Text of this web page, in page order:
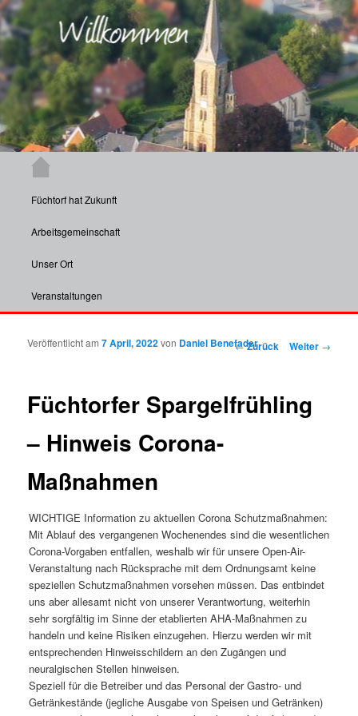
Zum Inhalt wechseln
Füchtorf
Aktuelle Informationen und Veranstaltungen aus Füchtorf und insbesondere
dessen Vereinen.
Hauptmenü
Füchtorf hat Zukunft
Arbeitsgemeinschaft
Unser Ort
Veranstaltungen
Beitragsnavigation
←Zurück Weiter →
Füchtorfer Spargelfrühling
– Hinweis Corona-
Maßnahmen
Veröffentlicht am7 April, 2022von Daniel Benefader
WICHTIGE Information zu aktuellen Corona Schutzmaßnahmen:
Mit Ablauf des vergangenen Wochenendes sind die wesentlichen
Corona-Vorgaben entfallen, weshalb wir für unsere Open-Air-
Veranstaltung nach Rücksprache mit dem Ordnungsamt keine
speziellen Schutzmaßnahmen vorsehen müssen. Das entbindet
uns aber allesamt nicht von unserer Verantwortung, weiterhin
sehr sorgfältig im Sinne der etablierten AHA-Maßnahmen zu
handeln und keine Risiken einzugehen. Hierzu werden wir mit
entsprechenden Hinweisschildern an den Zugängen und
neuralgischen Stellen hinweisen.
Speziell für die Betreiber und das Personal der Gastro- und
Getränkestände (jegliche Ausgabe von Speisen und Getränken)